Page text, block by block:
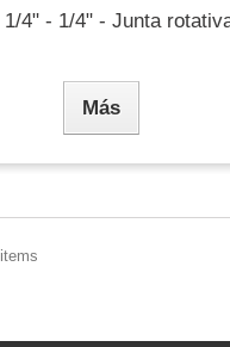
1/4" - 1/4" - Junta
Más